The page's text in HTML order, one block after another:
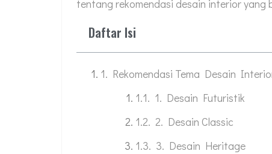
tentang rekomendasi desain interior yang
Daftar Isi
Rekomendasi Tema Desain
1. Desain Futuristik
2. Desain Classic
3. Desain Heritage